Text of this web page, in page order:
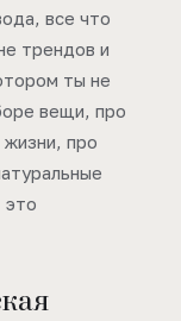
все что
трендов и
ты не
вещи, про
про
это